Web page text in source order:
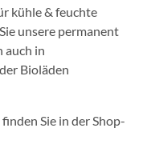
kühle & feuchte
unsere permanent
auch in
Bioläden
Sie in der Shop-